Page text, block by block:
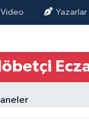
Video Yazarlar